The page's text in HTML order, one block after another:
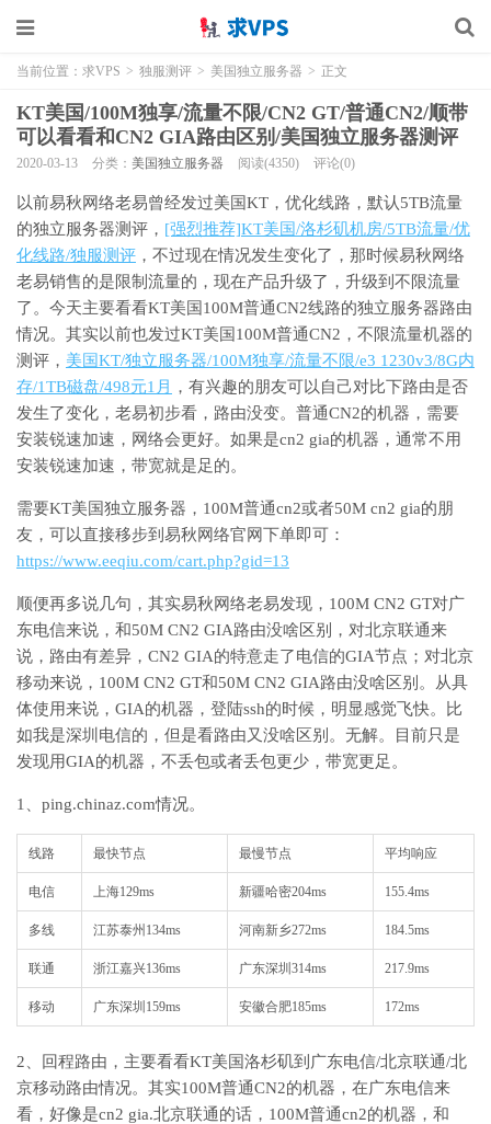
当前位置： 求VPS > 独服测评 > 美国独立服务器 > 正文
KT美国/100M独享/流量不限/CN2 GT/普通CN2/顺带
可以看看和CN2 GIA路由区别/美国独立服务器测评
2020-03-13 分类： 美国独立服务器 阅读(4350) 评论(0)
以前易秋网络老易曾经发过美国KT，优化线路，默认5TB流量
的独立服务器测评， [强烈推荐]KT美国/洛杉矶机房/5TB流量/优
化线路/独服测评 ，不过现在情况发生变化了，那时候易秋网络
老易销售的是限制流量的，现在产品升级了，升级到不限流量
了。今天主要看看KT美国100M普通CN2线路的独立服务器路由
情况。其实以前也发过KT美国100M普通CN2，不限流量机器的
测评， 美国KT/独立服务器/100M独享/流量不限/e3 1230v3/8G内
存/1TB磁盘/498元1月
，有兴趣的朋友可以自己对比下路由是否
发生了变化，老易初步看，路由没变。普通CN2的机器，需要
安装锐速加速，网络会更好。如果是cn2 gia的机器，通常不用
安装锐速加速，带宽就是足的。
需要KT美国独立服务器，100M普通cn2或者50M cn2 gia的朋
友，可以直接移步到易秋网络官网下单即可：
https://www.eeqiu.com/cart.php?gid=13
顺便再多说几句，其实易秋网络老易发现，100M CN2 GT对广
东电信来说，和50M CN2 GIA路由没啥区别，对北京联通来
说，路由有差异，CN2 GIA的特意走了电信的GIA节点；对北京
移动来说，100M CN2 GT和50M CN2 GIA路由没啥区别。从具
体使用来说，GIA的机器，登陆ssh的时候，明显感觉飞快。比
如我是深圳电信的，但是看路由又没啥区别。无解。目前只是
发现用GIA的机器，不丢包或者丢包更少，带宽更足。
1、ping.chinaz.com情况。
线路 最快节点 最慢节点 平均响应
电信 上海129ms 新疆哈密204ms 155.4ms
多线 江苏泰州134ms 河南新乡272ms 184.5ms
联通 浙江嘉兴136ms 广东深圳314ms 217.9ms
移动 广东深圳159ms 安徽合肥185ms 172ms
2、回程路由，主要看看KT美国洛杉矶到广东电信/北京联通/北
京移动路由情况。其实100M普通CN2的机器，在广东电信来
看，好像是cn2 gia.北京联通的话，100M普通cn2的机器，和